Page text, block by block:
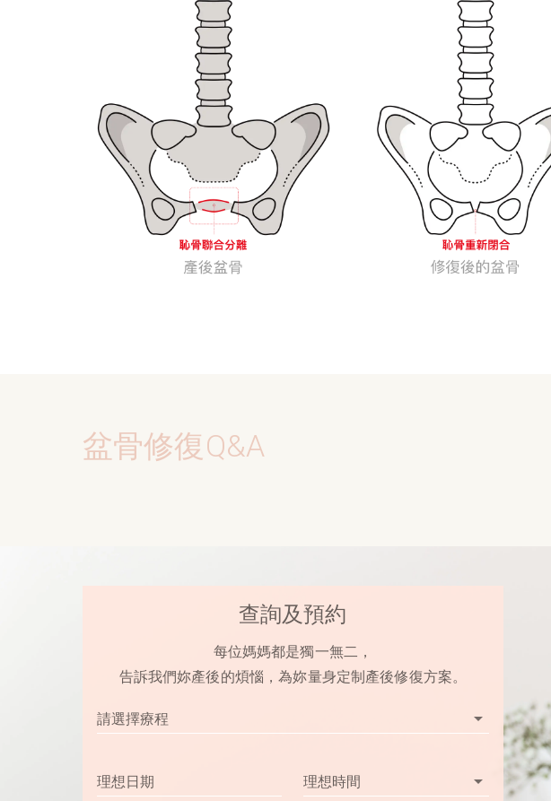
盆骨修復Q&A
查詢及預約
每位媽媽都是獨一無二，
告訴我們妳產後的煩惱，為妳量身定制產後修復方案。
請選擇療程 arrow_drop_down
理想日期 理想時間 arrow_drop_down